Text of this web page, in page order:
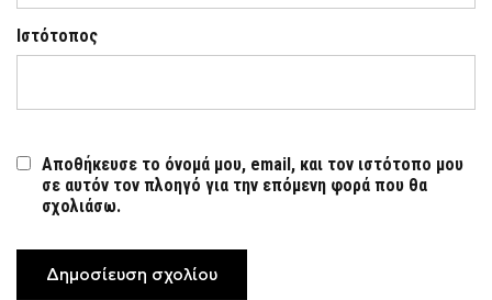
Ιστότοπος
Αποθήκευσε το όνομά μου, email, και τον ιστότοπο μου
σε αυτόν τον πλοηγό για την επόμενη φορά που θα
σχολιάσω.